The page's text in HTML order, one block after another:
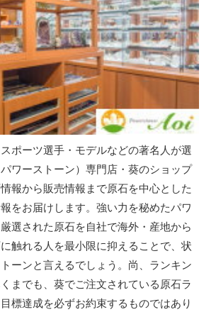
ポーツ選手・モデルなどの著名人が選
ワーストーン）専門店・葵のショップ
報から販売情報まで原石を中心とした
をお届けします。強い力を秘めたパワ
選された原石を自社で海外・産地から
触れる人を最小限に抑えることで、状
ーンと言えるでしょう。尚、ランキン
までも、葵でご注文されている原石ラ
標達成を必ずお約束するものではあり